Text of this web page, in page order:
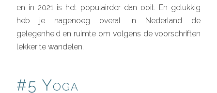
en in 2021 is het populairder dan ooit. En gelukkig
heb je nagenoeg overal in Nederland de
gelegenheid en ruimte om volgens de voorschriften
lekker te wandelen.
#5 Yoga